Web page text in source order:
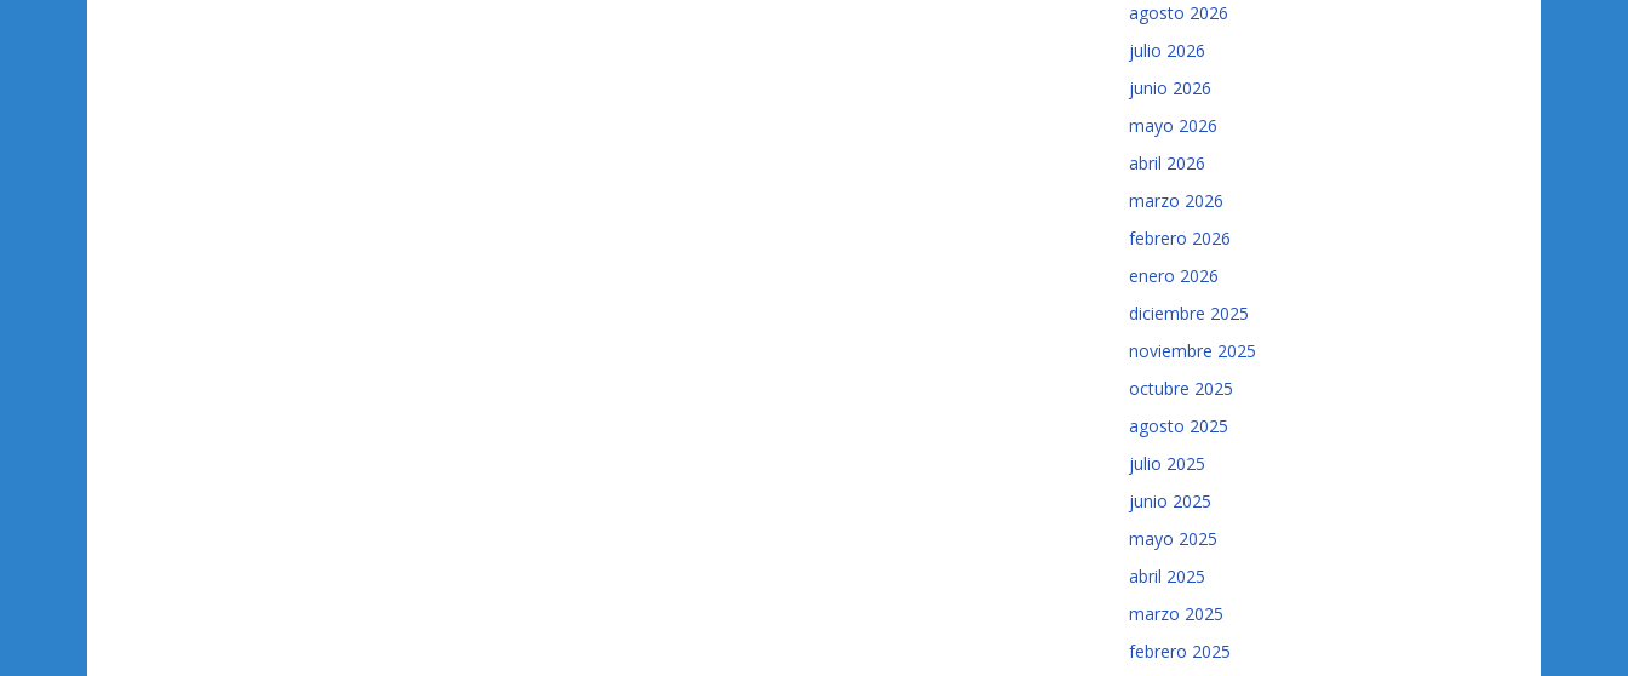
agosto 2026
julio 2026
junio 2026
mayo 2026
abril 2026
marzo 2026
febrero 2026
enero 2026
diciembre 2025
noviembre 2025
octubre 2025
agosto 2025
julio 2025
junio 2025
mayo 2025
abril 2025
marzo 2025
febrero 2025